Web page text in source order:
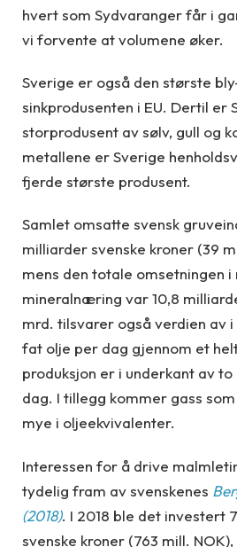
hvert som Sydvaranger får i
vi forvente at volumene øker.
Sverige er også den største
sinkprodusenten i EU. Dertil er
storprodusent av sølv, gull og
metallene er Sverige
fjerde største produsent.
Samlet omsatte svensk
milliarder svenske kroner (39
mens den totale omsetningen i
mineralnæring var 10,8
mrd. tilsvarer også verdien av
fat olje per dag gjennom et
produksjon er i underkant av
dag. I tillegg kommer gass
mye i oljeekvivalenter.
Interessen for å drive
tydelig fram av svenskenes
(2018). I 2018 ble det investert
svenske kroner (763 mill. NOK),